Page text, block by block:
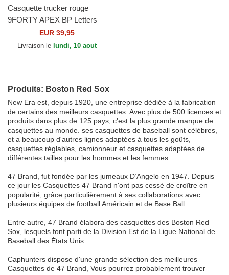
Casquette trucker rouge
9FORTY APEX BP Letters
Boston Red Sox MLB New
Era
EUR 39,95
Livraison le lundi, 10 aout
Produits: Boston Red Sox
New Era est, depuis 1920, une entreprise dédiée à la fabrication
de certains des meilleurs casquettes. Avec plus de 500 licences et
produits dans plus de 125 pays, c'est la plus grande marque de
casquettes au monde. ses casquettes de baseball sont célèbres,
et a beaucoup d'autres lignes adaptées à tous les goûts,
casquettes réglables, camionneur et casquettes adaptées de
différentes tailles pour les hommes et les femmes.
47 Brand, fut fondée par les jumeaux D’Angelo en 1947. Depuis
ce jour les Casquettes 47 Brand n'ont pas cessé de croître en
popularité, grâce particulièrement à ses collaborations avec
plusieurs équipes de football Américain et de Base Ball.
Entre autre, 47 Brand élabora des casquettes des Boston Red
Sox, lesquels font parti de la Division Est de la Ligue National de
Baseball des États Unis.
Caphunters dispose d'une grande sélection des meilleures
Casquettes de 47 Brand, Vous pourrez probablement trouver